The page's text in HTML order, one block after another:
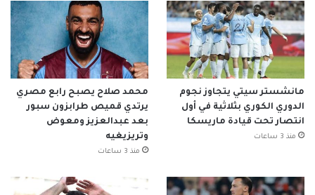
مانشستر سيتي يتجاوز نجوم
الدوري الكوري بثلاثية في أول
انتصار تحت قيادة ماريسكا
منذ 3 ساعات
محمد صلاح يصبح رابع مصري
يرتدي قميص طرابزون سبور
بعد عبدالعزيز ومعوض
وتريزيغيه
منذ 3 ساعات